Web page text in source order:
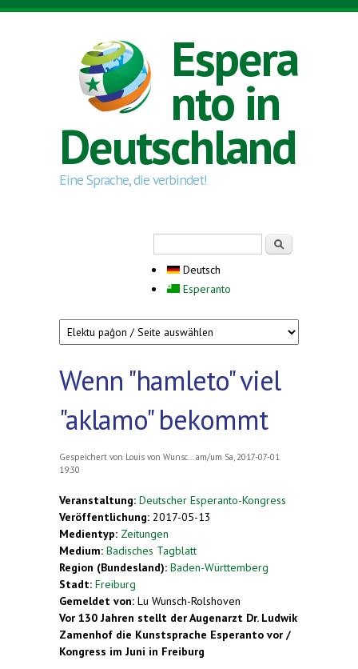
Direkt zum Inhalt
Espera
nto in
Deutschland
Eine Sprache, die verbindet!
Deutsch
Esperanto
Wenn "hamleto" viel
"aklamo" bekommt
Gespeichert von Louis von Wunsc...
am/um Sa, 2017-07-01
19:30
Veranstaltung: Deutscher Esperanto-Kongress
Veröffentlichung: 2017-05-13
Medientyp: Zeitungen
Medium: Badisches Tagblatt
Region (Bundesland): Baden-Württemberg
Stadt: Freiburg
Gemeldet von: Lu Wunsch-Rolshoven
Vor 130 Jahren stellt der Augenarzt Dr. Ludwik
Zamenhof die Kunstsprache Esperanto vor /
Kongress im Juni in Freiburg